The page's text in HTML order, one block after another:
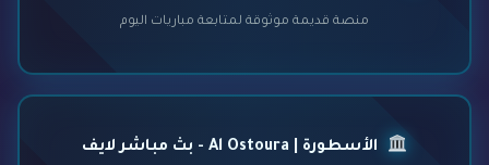
منصة قديمة موثوقة لمتابعة مباريات اليوم
الأسطورة | Al Ostoura - بث مباشر لايف